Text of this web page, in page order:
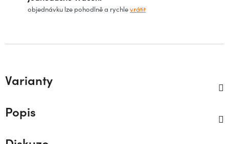
objednávku lze pohodlně a rychlevrátit
Varianty
Popis